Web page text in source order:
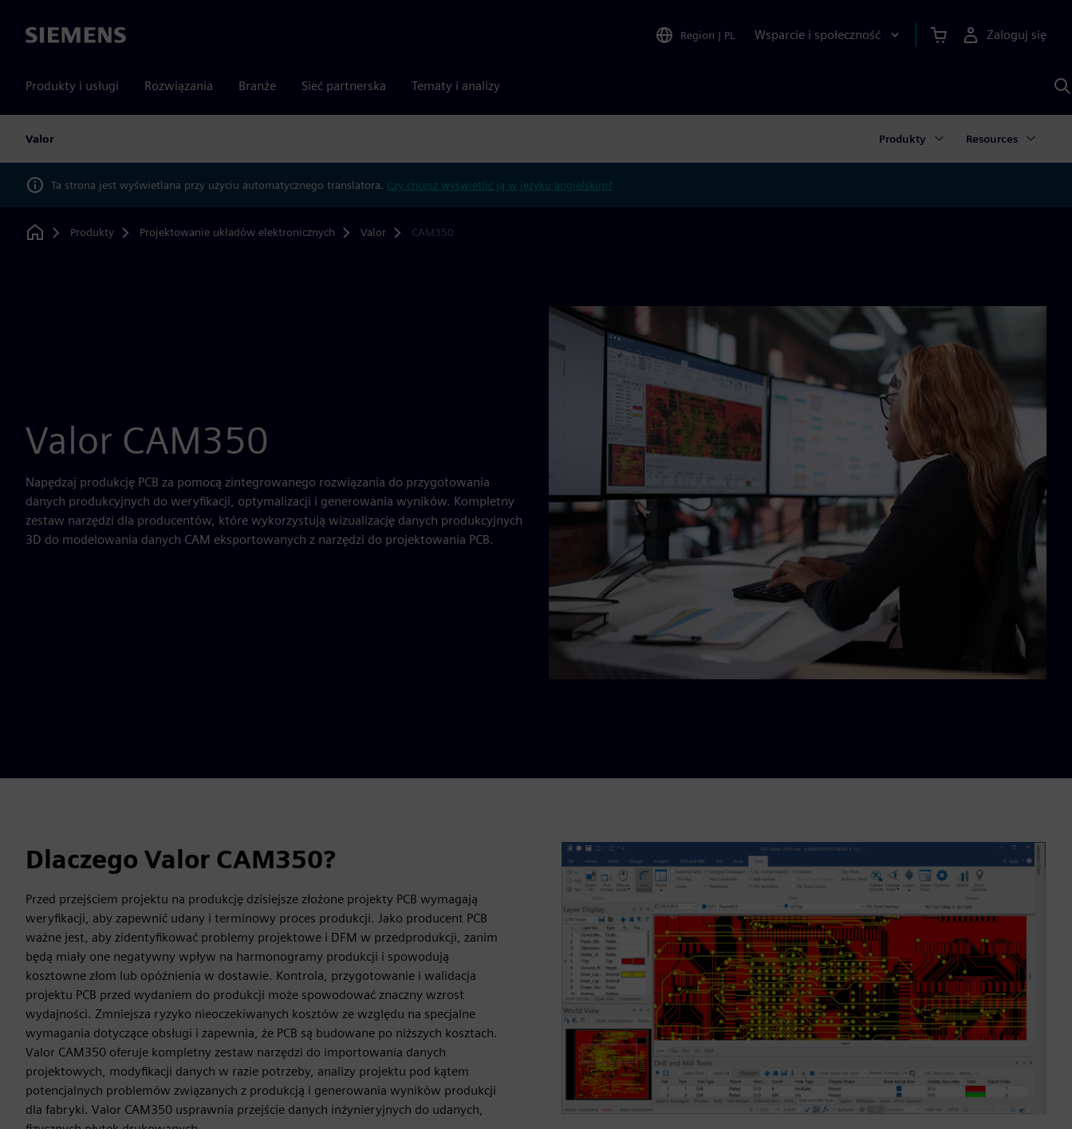
Siemens Region | PL Wsparcie i społeczność Zaloguj się
Produkty i usługi Rozwiązania Branże Sieć partnerska Tematy i analizy
Valor Produkty Resources
Ta strona jest wyświetlana przy użyciu automatycznego translatora. Czy chcesz wyświetlić ją w języku angielskim?
Home
Produkty Projektowanie układów elektronicznych Valor CAM350
Valor CAM350
Napędzaj produkcję PCB za pomocą zintegrowanego rozwiązania do przygotowania
danych produkcyjnych do weryfikacji, optymalizacji i generowania wyników. Kompletny
zestaw narzędzi dla producentów, które wykorzystują wizualizację danych produkcyjnych
3D do modelowania danych CAM eksportowanych z narzędzi do projektowania PCB.
Dlaczego Valor CAM350?
Przed przejściem projektu na produkcję dzisiejsze złożone projekty PCB wymagają
weryfikacji, aby zapewnić udany i terminowy proces produkcji. Jako producent PCB
ważne jest, aby zidentyfikować problemy projektowe i DFM w przedprodukcji, zanim
będą miały one negatywny wpływ na harmonogramy produkcji i spowodują
kosztowne złom lub opóźnienia w dostawie. Kontrola, przygotowanie i walidacja
projektu PCB przed wydaniem do produkcji może spowodować znaczny wzrost
wydajności. Zmniejsza ryzyko nieoczekiwanych kosztów ze względu na specjalne
wymagania dotyczące obsługi i zapewnia, że PCB są budowane po niższych kosztach.
Valor CAM350 oferuje kompletny zestaw narzędzi do importowania danych
projektowych, modyfikacji danych w razie potrzeby, analizy projektu pod kątem
potencjalnych problemów związanych z produkcją i generowania wyników produkcji
dla fabryki. Valor CAM350 usprawnia przejście danych inżynieryjnych do udanych,